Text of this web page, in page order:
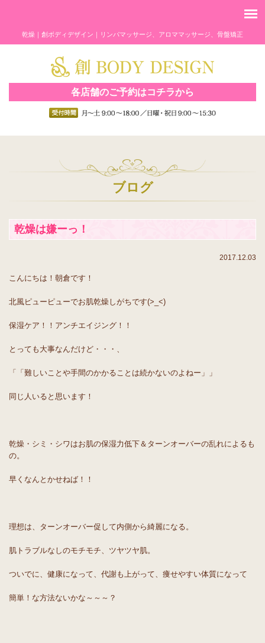
乾燥｜創ボディデザイン｜リンパマッサージ、アロママッサージ、骨盤矯正
各店舗のご予約はコチラから
ブログ
乾燥は嫌ーっ！
2017.12.03
こんにちは！朝倉です！
北風ピューピューでお肌乾燥しがちです(>_<)
保湿ケア！！アンチエイジング！！
とっても大事なんだけど・・・、
「「難しいことや手間のかかることは続かないのよねー」」
同じ人いると思います！
乾燥・シミ・シワはお肌の保湿力低下＆ターンオーバーの乱れによるも
の。
早くなんとかせねば！！
理想は、ターンオーバー促して内側から綺麗になる。
肌トラブルなしのモチモチ、ツヤツヤ肌。
ついでに、健康になって、代謝も上がって、痩せやすい体質になって
簡単！な方法ないかな～～～？